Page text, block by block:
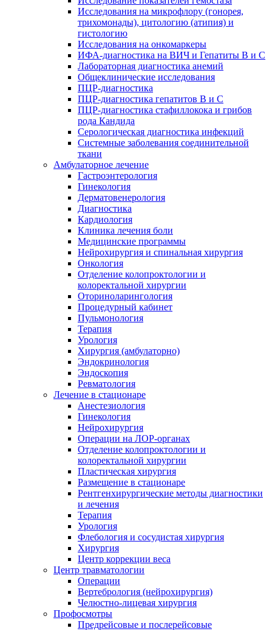
Исследования на микрофлору (гонорея,
трихомонады), цитологию (атипия) и
гистологию
Исследования на онкомаркеры
ИФА-диагностика на ВИЧ и Гепатиты B и C
Лабораторная диагностика анемий
Общеклинические исследования
ПЦР-диагностика
ПЦР-диагностика гепатитов B и C
ПЦР-диагностика стафиллокока и грибов
рода Кандида
Серологическая диагностика инфекций
Системные заболевания соединительной
ткани
Амбулаторное лечение
Гастроэнтерология
Гинекология
Дерматовенерология
Диагностика
Кардиология
Клиника лечения боли
Медицинские программы
Нейрохирургия и спинальная хирургия
Онкология
Отделение колопроктологии и
колоректальной хирургии
Оториноларингология
Процедурный кабинет
Пульмонология
Терапия
Урология
Хирургия (амбулаторно)
Эндокринология
Эндоскопия
Ревматология
Лечение в стационаре
Анестезиология
Гинекология
Нейрохирургия
Операции на ЛОР-органах
Отделение колопроктологии и
колоректальной хирургии
Пластическая хирургия
Размещение в стационаре
Рентгенхирургические методы диагностики
и лечения
Терапия
Урология
Флебология и сосудистая хирургия
Хирургия
Центр коррекции веса
Центр травматологии
Операции
Вертебрология (нейрохирургия)
Челюстно-лицевая хирургия
Профосмотры
Предрейсовые и послерейсовые